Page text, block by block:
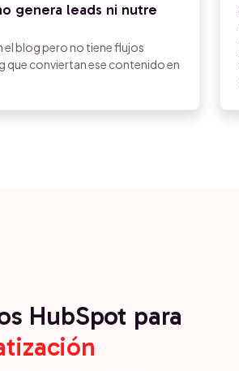
genera leads ni nutre
el blog pero no tiene flujos
que conviertan ese contenido en
HubSpot para